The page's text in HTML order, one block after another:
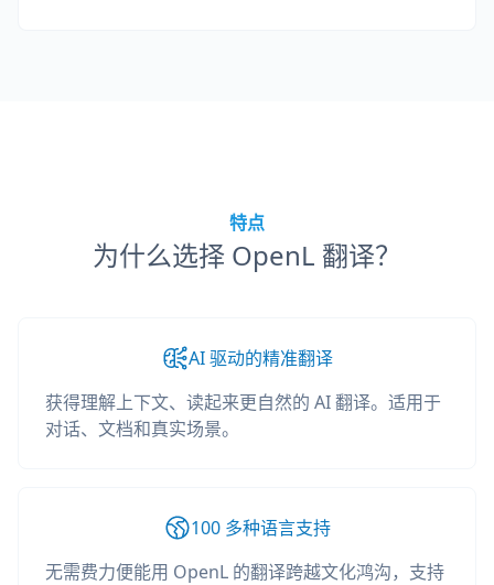
特点
为什么选择 OpenL 翻译？
AI 驱动的精准翻译
获得理解上下文、读起来更自然的 AI 翻译。适用于
对话、文档和真实场景。
100 多种语言支持
无需费力便能用 OpenL 的翻译跨越文化鸿沟，支持